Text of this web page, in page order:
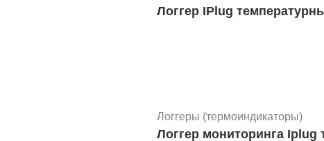
Логгер IPlug
Логгеры (термоиндикаторы)